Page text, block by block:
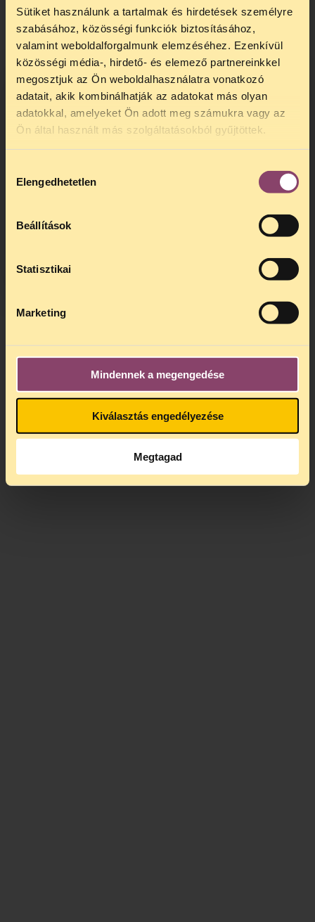
Sütiket használunk a tartalmak és hirdetések személyre
szabásához, közösségi funkciók biztosításához,
valamint weboldalforgalmunk elemzéséhez. Ezenkívül
közösségi média-, hirdető- és elemező partnereinkkel
megosztjuk az Ön weboldalhasználatra vonatkozó
adatait, akik kombinálhatják az adatokat más olyan
adatokkal, amelyeket Ön adott meg számukra vagy az
Ön által használt más szolgáltatásokból gyűjtöttek.
kiválasztása
Elengedhetetlen
Beállítások
Statisztikai
Marketing
Mindennek a megengedése
Kiválasztás engedélyezése
Megtagad
GENETIC DATA
TELEFONOS JOGSEGÉLY
SZÜNET!
hogytelefonos jogsegélyünk július 27 és
telefonos jogsegély
kedden, 13 és 15 óra között lesz
alatt is elér minket.